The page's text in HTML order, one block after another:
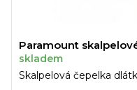
Paramount
skladem
Skalpelová čepelka